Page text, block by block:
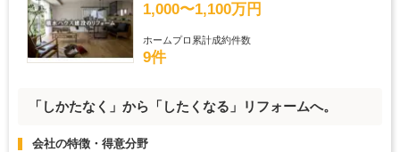
1,000〜1,100万円
ホームプロ累計成約件数
9件
「しかたなく」から「したくなる」リフォームへ。
会社の特徴・得意分野